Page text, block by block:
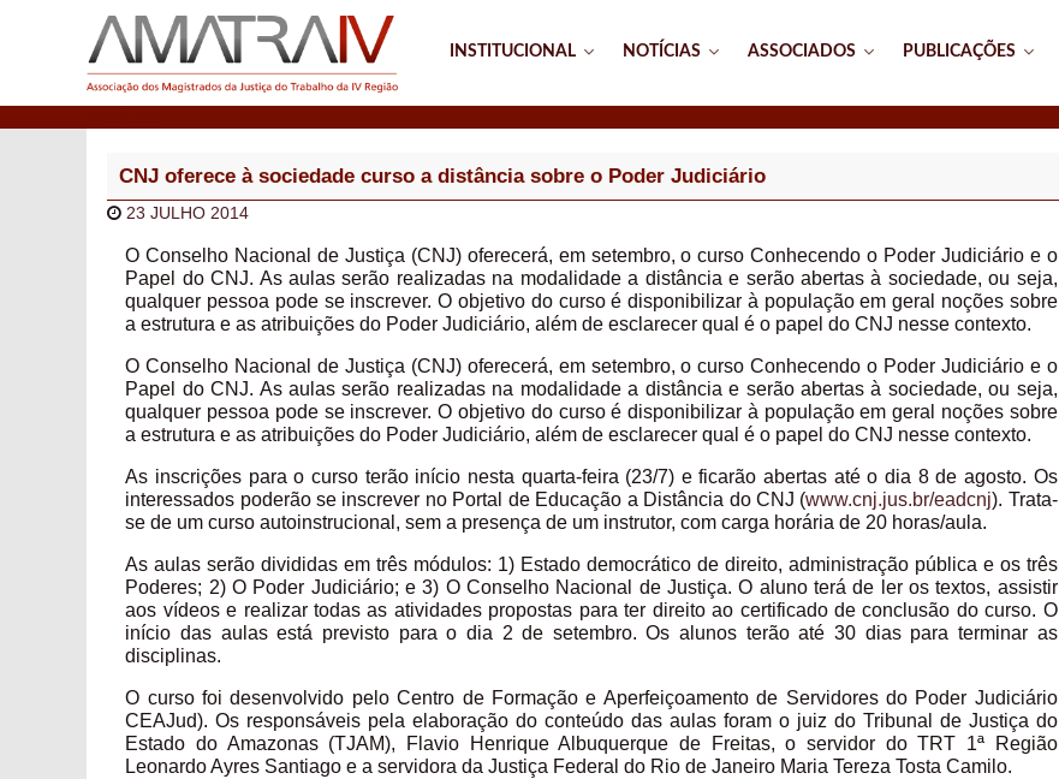
INSTITUCIONAL NOTÍCIAS ASSOCIADOS PUBLICAÇÕES
CNJ oferece à sociedade curso a distância sobre o Poder Judiciário
23 JULHO 2014
O Conselho Nacional de Justiça (CNJ) oferecerá, em setembro, o curso Conhecendo o Poder Judiciário e o
Papel do CNJ. As aulas serão realizadas na modalidade a distância e serão abertas à sociedade, ou seja,
qualquer pessoa pode se inscrever. O objetivo do curso é disponibilizar à população em geral noções sobre
a estrutura e as atribuições do Poder Judiciário, além de esclarecer qual é o papel do CNJ nesse contexto.
O Conselho Nacional de Justiça (CNJ) oferecerá, em setembro, o curso Conhecendo o Poder Judiciário e o
Papel do CNJ. As aulas serão realizadas na modalidade a distância e serão abertas à sociedade, ou seja,
qualquer pessoa pode se inscrever. O objetivo do curso é disponibilizar à população em geral noções sobre
a estrutura e as atribuições do Poder Judiciário, além de esclarecer qual é o papel do CNJ nesse contexto.
As inscrições para o curso terão início nesta quarta-feira (23/7) e ficarão abertas até o dia 8 de agosto. Os
interessados poderão se inscrever no Portal de Educação a Distância do CNJ (www.cnj.jus.br/eadcnj). Trata-
se de um curso autoinstrucional, sem a presença de um instrutor, com carga horária de 20 horas/aula.
As aulas serão divididas em três módulos: 1) Estado democrático de direito, administração pública e os três
Poderes; 2) O Poder Judiciário; e 3) O Conselho Nacional de Justiça. O aluno terá de ler os textos, assistir
aos vídeos e realizar todas as atividades propostas para ter direito ao certificado de conclusão do curso. O
início das aulas está previsto para o dia 2 de setembro. Os alunos terão até 30 dias para terminar as
disciplinas.
O curso foi desenvolvido pelo Centro de Formação e Aperfeiçoamento de Servidores do Poder Judiciário
CEAJud). Os responsáveis pela elaboração do conteúdo das aulas foram o juiz do Tribunal de Justiça do
Estado do Amazonas (TJAM), Flavio Henrique Albuquerque de Freitas, o servidor do TRT 1ª Região
Leonardo Ayres Santiago e a servidora da Justiça Federal do Rio de Janeiro Maria Tereza Tosta Camilo.